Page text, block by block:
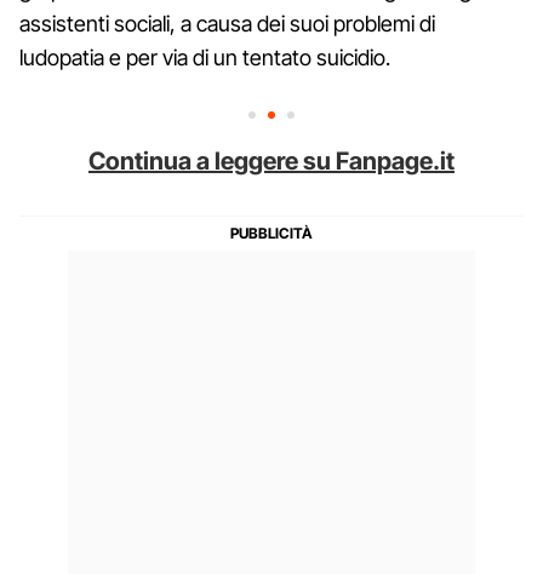
assistenti sociali, a causa dei suoi problemi di
ludopatia e per via di un tentato suicidio.
Continua a leggere su Fanpage.it